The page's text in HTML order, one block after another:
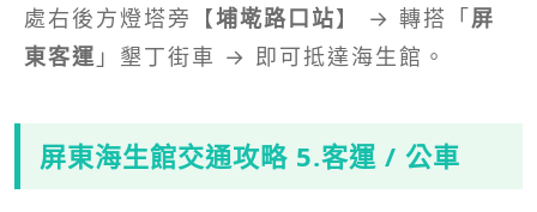
處右後方燈塔旁【埔墘路口站】 → 轉搭「屏
東客運 」墾丁街車 → 即可抵達海生館。
屏東海生館交通攻略 5.客運 / 公車